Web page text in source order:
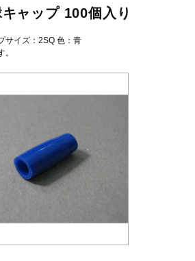
ャップ 100個入り
サイズ：2SQ 色：青